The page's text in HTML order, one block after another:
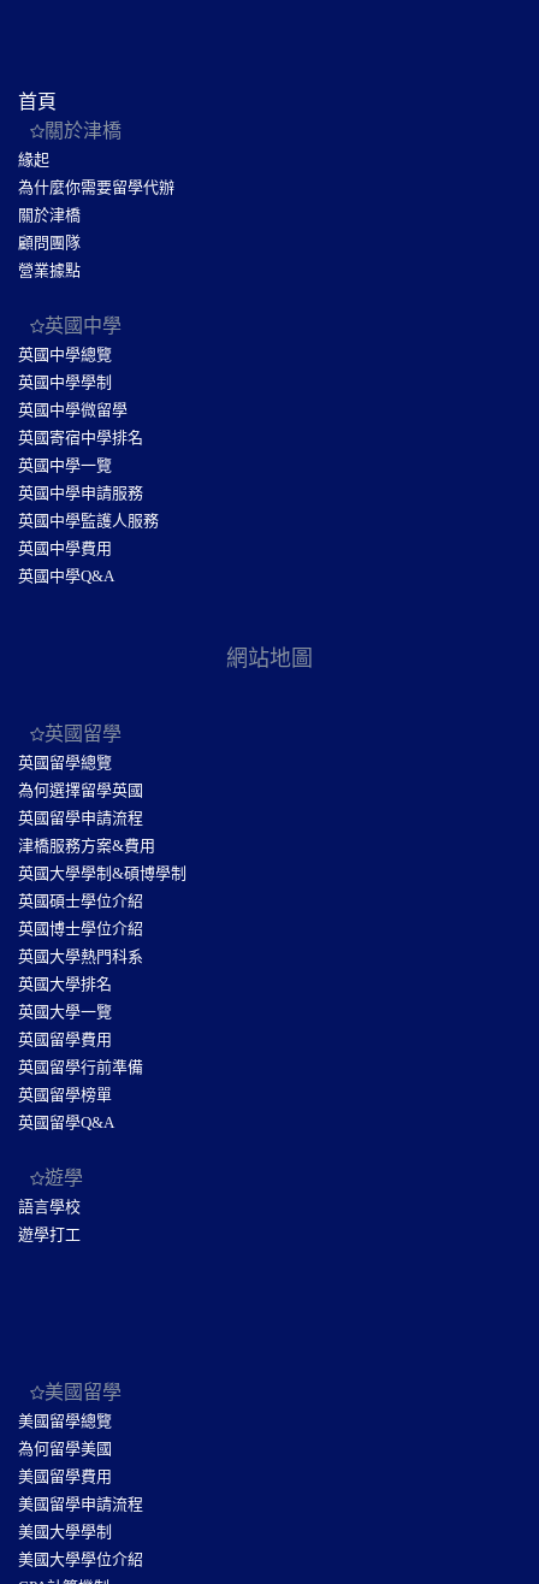
首頁
關於津橋
緣起
為什麼你需要留學代辦
關於津橋
顧問團隊
營業據點
英國中學
英國中學總覽
英國中學學制
英國中學微留學
英國寄宿中學排名
英國中學一覽
英國中學申請服務
英國中學監護人服務
英國中學費用
英國中學Q&A
網站地圖
英國留學
英國留學總覽
為何選擇留學英國
英國留學申請流程
津橋服務方案&費用
英國大學學制&碩博學制
英國碩士學位介紹
英國博士學位介紹
英國大學熱門科系
英國大學排名
英國大學一覽
英國留學費用
英國留學行前準備
英國留學榜單
英國留學Q&A
遊學
語言學校
遊學打工
美國留學
美國留學總覽
為何留學美國
美國留學費用
美國留學申請流程
美國大學學制
美國大學學位介紹